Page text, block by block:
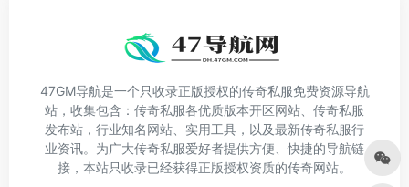
47GM导航是一个只收录正版授权的传奇私服免费资源导航
站，收集包含：传奇私服各优质版本开区网站、传奇私服
发布站，行业知名网站、实用工具，以及最新传奇私服行
业资讯。为广大传奇私服爱好者提供方便、快捷的导航链
接，本站只收录已经获得正版授权资质的传奇网站。